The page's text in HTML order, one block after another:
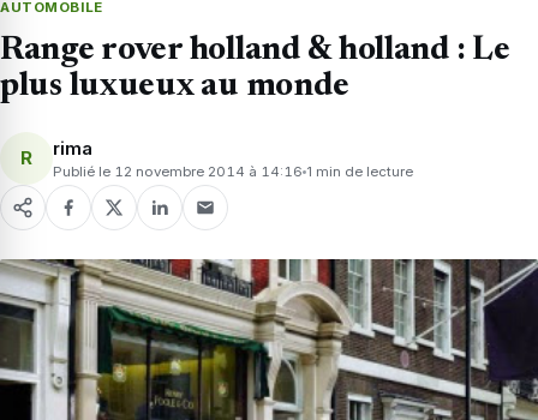
AUTOMOBILE
Range rover holland & holland : Le
plus luxueux au monde
R rima
Publié le 12 novembre 2014 à 14:16 1 min de lecture